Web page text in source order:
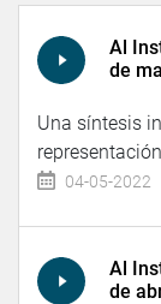
Al
de
Una síntesis
04-05-2022
Al
de